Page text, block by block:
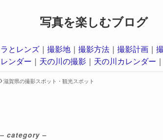
写真を楽しむブログ
とレンズ ｜ 撮影地 ｜ 撮影方法 ｜ 撮影計画 ｜
ンダー ｜ 天の川の撮影 ｜ 天の川カレンダー ｜
滋賀県の撮影スポット・観光スポット
– category –